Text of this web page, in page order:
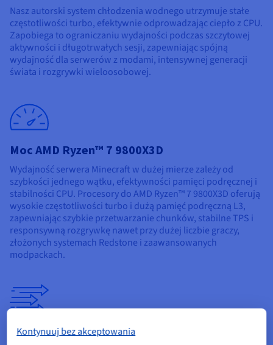
Moc AMD Ryzen™ 7 9800X3D
Wydajność serwera Minecraft w dużej mierze zależy od
szybkości jednego wątku, efektywności pamięci podręcznej i
stabilności CPU. Procesory do AMD Ryzen™ 7 9800X3D oferują
wysokie częstotliwości turbo i dużą pamięć podręczną L3,
zapewniając szybkie przetwarzanie chunków, stabilne TPS i
responsywną rozgrywkę nawet przy dużej liczbie graczy,
złożonych systemach Redstone i zaawansowanych
modpackach.
Nasz autorski system chłodzenia wodnego utrzymuje stałe
częstotliwości turbo, efektywnie odprowadzając ciepło z CPU.
Zapobiega to ograniczaniu wydajności podczas szczytowej
aktywności i długotrwałych sesji, zapewniając spójną
wydajność dla serwerów z modami, intensywnej generacji
świata i rozgrywki wieloosobowej.
Kontrolowane opóźnienia i dostępność
Kontynuuj bez akceptowania